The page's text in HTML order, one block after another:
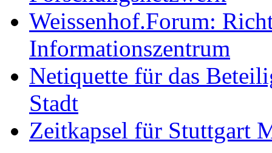
Weissenhof.Forum:
Informationszentrum
Netiquette für das
Stadt
Zeitkapsel für Stuttgart